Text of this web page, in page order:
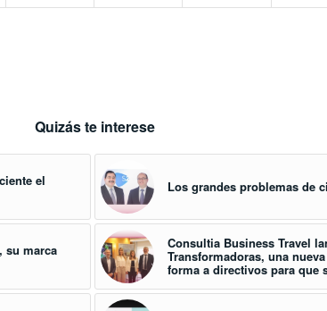
Quizás te interese
el Los grandes problemas de
su marca Consultia Business Travel
Transformadoras, una
forma a directivos para que